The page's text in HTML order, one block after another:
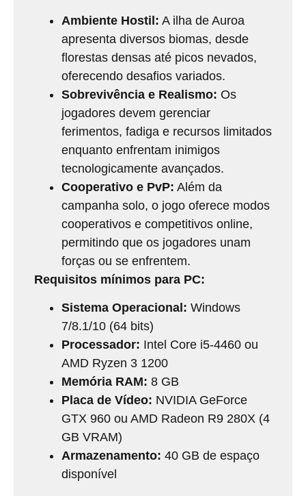
Ambiente Hostil: A ilha de Auroa
apresenta diversos biomas, desde
florestas densas até picos nevados,
oferecendo desafios variados.
Sobrevivência e Realismo: Os
jogadores devem gerenciar
ferimentos, fadiga e recursos limitados
enquanto enfrentam inimigos
tecnologicamente avançados.
Cooperativo e PvP: Além da
campanha solo, o jogo oferece modos
cooperativos e competitivos online,
permitindo que os jogadores unam
forças ou se enfrentem.
Requisitos mínimos para PC:
Sistema Operacional: Windows
7/8.1/10 (64 bits)
Processador: Intel Core i5-4460 ou
AMD Ryzen 3 1200
Memória RAM: 8 GB
Placa de Vídeo: NVIDIA GeForce
GTX 960 ou AMD Radeon R9 280X (4
GB VRAM)
Armazenamento: 40 GB de espaço
disponível